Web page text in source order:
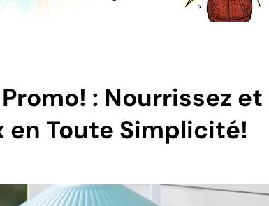
: Nourrissez et
en Toute Simplicité!